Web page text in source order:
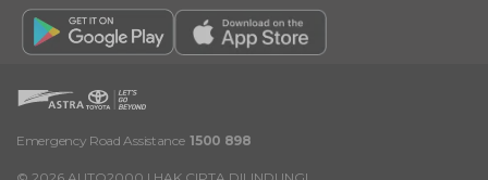
Emergency Road Assistance 1500 898